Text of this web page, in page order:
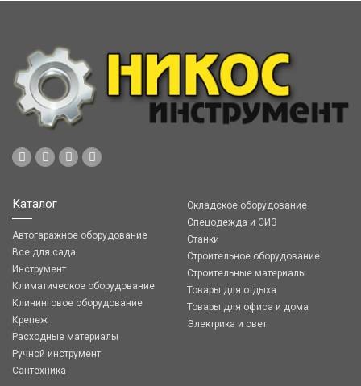
Каталог
Автогаражное оборудование
Все для сада
Инструмент
Климатическое оборудование
Клининговое оборудование
Крепеж
Расходные материалы
Ручной инструмент
Сантехника
Складское оборудование
Спецодежда и СИЗ
Станки
Строительное оборудование
Строительные материалы
Товары для отдыха
Товары для офиса и дома
Электрика и свет